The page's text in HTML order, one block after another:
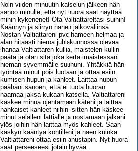
Noin viiden minuutin katselun jälkeen hän
sanoo minulle, että nyt huora saat näyttää
mihin kykenenet! Ota Valtiattareltasi suihin!
Käännyn ja siirryn hänen jalkoväliinsä.
Nostan Valtiattareni pvc-hameen helmaa ja
alan hitaasti hieroa juhlakunnossa olevaa
ihanaa Valtiattaren kullia, maistelen kullin
päätä ja otan sitä joka kerta imaistessani
hieman syvemmälle suuhuni. Yhtäkkiä hän
työntää minut pois luotaan ja ottaa esiin
kumisen hupun ja kahleet. Laittaa hupun
päähäni sanoen, että ei tuota huoran
naamaa jaksa kukaan katsella. Valtiattareni
käskee minua ojentamaan käteni ja laittaa
nahkaiset kahleet niihin, sitten hän käskee
minut selälleni lattialle ja nostamaan jalkani
ylös joihin hän laittaa myös kahleet. Saan
käskyn kääntyä kontilleni ja näen kuinka
Valtiattareni ottaa esiin anustapin. Nyt huora
saat perseeseesi jotain hyvää.